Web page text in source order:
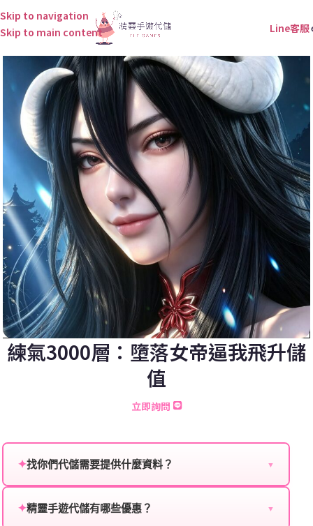
Skip to navigation
Skip to main content
Line客服
練氣3000層：墮落女帝逼我飛升儲
值
立即詢問
✦找你們代儲需要提供什麼資料？ ▼
服：
✦精靈手遊代儲有哪些優惠？ ▼